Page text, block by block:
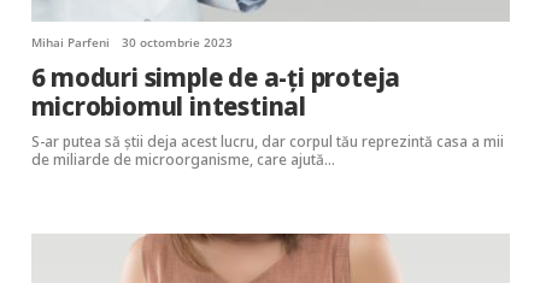
Mihai Parfeni 30 octombrie 2023
6 moduri simple de a-ți proteja
microbiomul intestinal
S-ar putea să știi deja acest lucru, dar corpul tău reprezintă casa a mii
de miliarde de microorganisme, care ajută…